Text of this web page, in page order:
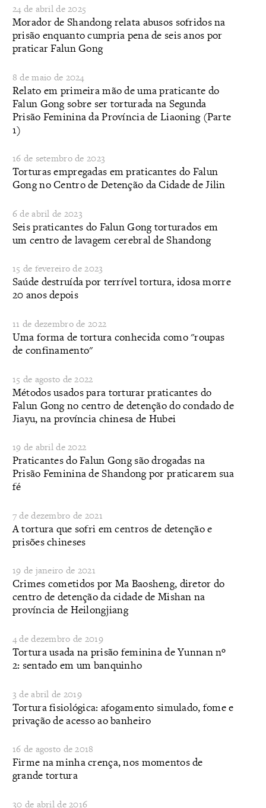
24 de abril de 2025
Morador de Shandong relata abusos sofridos na
prisão enquanto cumpria pena de seis anos por
praticar Falun Gong
8 de maio de 2024
Relato em primeira mão de uma praticante do
Falun Gong sobre ser torturada na Segunda
Prisão Feminina da Província de Liaoning (Parte
1)
16 de setembro de 2023
Torturas empregadas em praticantes do Falun
Gong no Centro de Detenção da Cidade de Jilin
6 de abril de 2023
Seis praticantes do Falun Gong torturados em
um centro de lavagem cerebral de Shandong
15 de fevereiro de 2023
​Saúde destruída por terrível tortura, idosa morre
20 anos depois
11 de dezembro de 2022
Uma forma de tortura conhecida como "roupas
de confinamento"
15 de agosto de 2022
Métodos usados para torturar praticantes do
Falun Gong no centro de detenção do condado de
Jiayu, na província chinesa de Hubei
19 de abril de 2022
​Praticantes do Falun Gong são drogadas na
Prisão Feminina de Shandong por praticarem sua
fé
7 de dezembro de 2021
A tortura que sofri em centros de detenção e
prisões chineses
19 de janeiro de 2021
Crimes cometidos por Ma Baosheng, diretor do
centro de detenção da cidade de Mishan na
província de Heilongjiang
4 de dezembro de 2019
Tortura usada na prisão feminina de Yunnan nº
2: sentado em um banquinho
3 de abril de 2019
Tortura fisiológica: afogamento simulado, fome e
privação de acesso ao banheiro
16 de agosto de 2018
Firme na minha crença, nos momentos de
grande tortura
30 de abril de 2016